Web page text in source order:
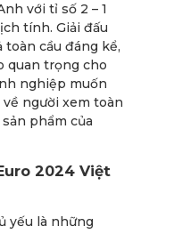
với tỉ số 2 – 1
tính. Giải đấu
cầu đáng kể,
quan trọng cho
nghiệp muốn
người xem toàn
phẩm của
2024 Việt
yếu là những